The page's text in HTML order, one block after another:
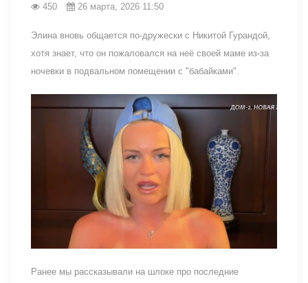
450 26 марта, 2026 11:50
Элина вновь общается по-дружески с Никитой Гурандой,
хотя знает, что он пожаловался на неё своей маме из-за
ночевки в подвальном помещении с "бабайками".
Ранее мы рассказывали на шлоке про последние